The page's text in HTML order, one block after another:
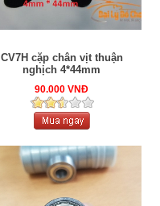
CV7H cặp chân vịt thuận
nghịch 4*44mm
90.000 VNĐ